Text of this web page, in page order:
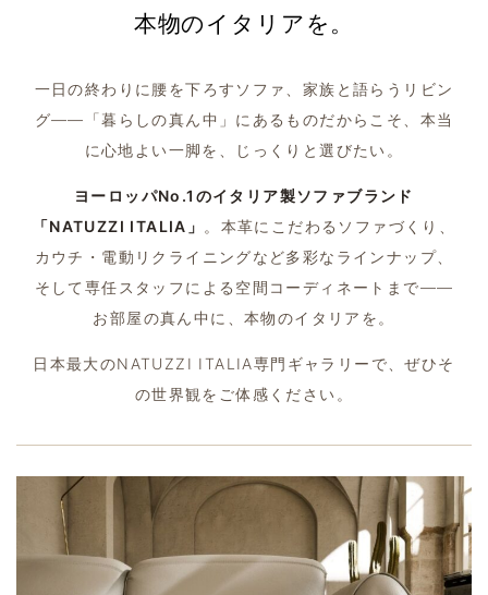
本物のイタリアを。
一日の終わりに腰を下ろすソファ、家族と語らうリビン
グ——「暮らしの真ん中」にあるものだからこそ、本当
に心地よい一脚を、じっくりと選びたい。
ヨーロッパNo.1のイタリア製ソファブランド
「NATUZZI ITALIA」 。本革にこだわるソファづくり、
カウチ・電動リクライニングなど多彩なラインナップ、
そして専任スタッフによる空間コーディネートまで——
お部屋の真ん中に、本物のイタリアを。
日本最大のNATUZZI ITALIA専門ギャラリーで、ぜひそ
の世界観をご体感ください。